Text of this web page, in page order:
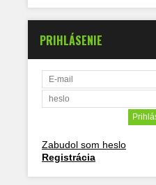
PRIHLÁSENIE
Zabudol som heslo
Registrácia